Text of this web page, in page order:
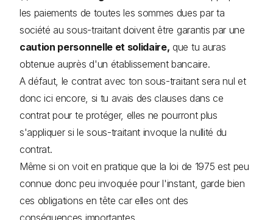
les paiements de toutes les sommes dues par ta
société au sous-traitant doivent être garantis par une
caution personnelle et solidaire, que tu auras
obtenue auprès d'un établissement bancaire.
A défaut, le contrat avec ton sous-traitant sera nul et
donc ici encore, si tu avais des clauses dans ce
contrat pour te protéger, elles ne pourront plus
s'appliquer si le sous-traitant invoque la nullité du
contrat.
Même si on voit en pratique que la loi de 1975 est peu
connue donc peu invoquée pour l'instant, garde bien
ces obligations en tête car elles ont des
conséquences importantes.